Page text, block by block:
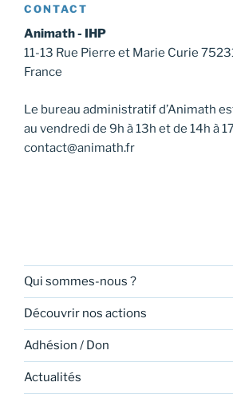
CONTACT
Animath - IHP
11-13 Rue Pierre et Marie Curie
France
Le bureau administratif d’Animath
au vendredi de 9h à 13h et de 14h à
contact@animath.fr
Qui sommes-nous ?
Découvrir nos actions
Adhésion / Don
Actualités